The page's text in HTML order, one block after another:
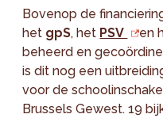
Bovenop de
het gpS, het PSV en
beheerd en
is dit nog een
voor de
Brussels Gewest. 19